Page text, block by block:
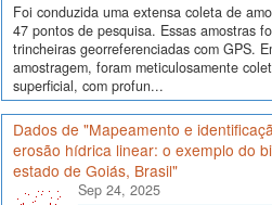
Foi conduzida uma extensa coleta de
47 pontos de pesquisa. Essas amostras
trincheiras georreferenciadas com GPS.
amostragem, foram meticulosamente
superficial, com profun...
Dados de "Mapeamento e
erosão hídrica linear: o exemplo do
estado de Goiás, Brasil"
Sep 24, 2025